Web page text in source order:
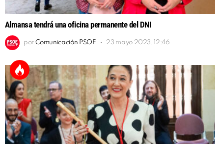
Almansa tendrá una oficina permanente del DNI
por Comunicación PSOE 23 mayo 2023, 12:46